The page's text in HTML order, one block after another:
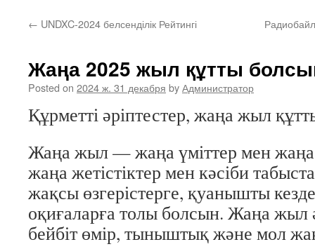
← UNDXC-2024 белсенділік Рейтингі
Жаңа 2025 жыл құтты
Posted on 2024 ж. 31 декабря byАдминистратор
Құрметті әріптестер, жаңа жыл
Жаңа жыл — жаңа үміттер мен жаңа
жаңа жетістіктер мен кәсіби
жақсы өзгерістерге, қуанышты
оқиғаларға толы болсын. Жаңа жыл
бейбіт өмір, тыныштық және мол